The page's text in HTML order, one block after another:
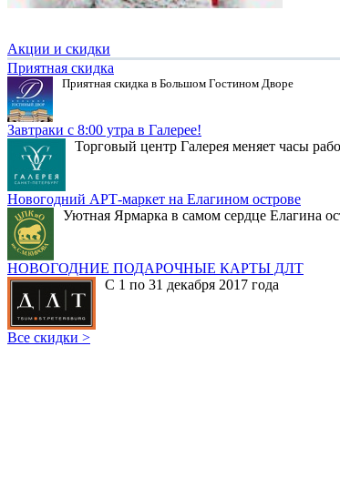
Акции и скидки
Приятная скидка
Приятная скидка в Большом Гостином Дворе
Завтраки с 8:00 утра в Галерее!
Торговый центр Галерея меняет часы
Новогодний АРТ-маркет на Елагином острове
Уютная Ярмарка в самом сердце Елагина
НОВОГОДНИЕ ПОДАРОЧНЫЕ КАРТЫ ДЛТ
С 1 по 31 декабря 2017 года
Все скидки >